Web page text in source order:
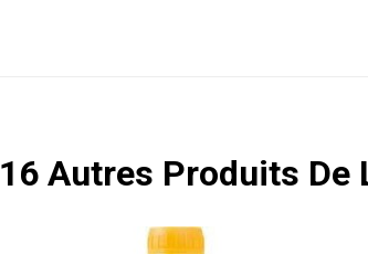
16 Autres Produits De